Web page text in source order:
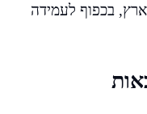
בכפוף לעמידה